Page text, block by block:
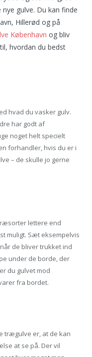
gulve. Du kan finde
Hillerød og på
København og bliv
hvordan du bedst
hvad du vasker gulv.
har godt af
noget helt specielt
forhandler, hvis du er i
– de skulle jo gerne
lettere end
muligt. Sæt eksempelvis
de bliver trukket ind
under de borde, der
du gulvet mod
fra bordet.
trægulve er, at de kan
at se på. Der vil